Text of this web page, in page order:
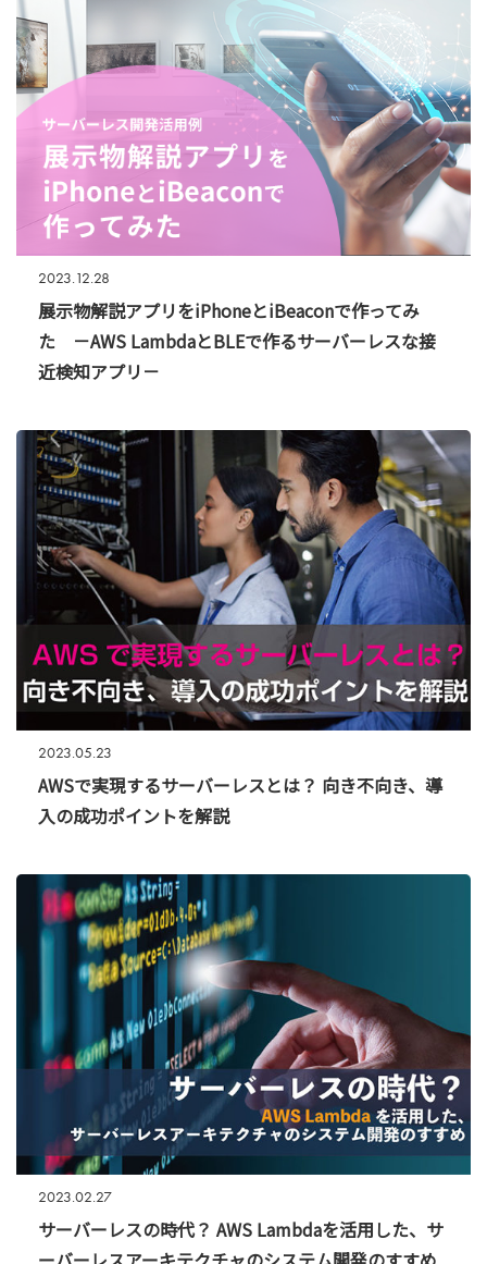
2023.12.28
展示物解説アプリをiPhoneとiBeaconで作ってみ
た －AWS LambdaとBLEで作るサーバーレスな接
近検知アプリ－
2023.05.23
AWSで実現するサーバーレスとは？ 向き不向き、導
入の成功ポイントを解説
2023.02.27
サーバーレスの時代？ AWS Lambdaを活用した、サ